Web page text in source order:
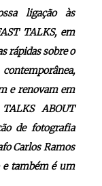
ligação às
TALKS, em
rápidas sobre o
e renovam em
ABOUT
de fotografia
Carlos Ramos
e também é um